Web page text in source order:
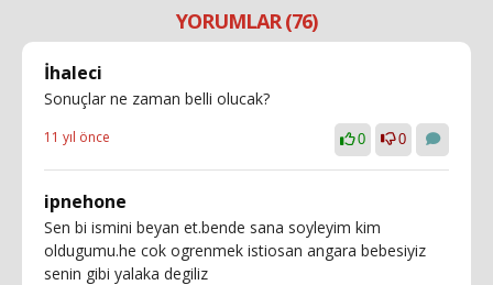
YORUMLAR (76)
İhaleci
Sonuçlar ne zaman belli olucak?
11 yıl önce 0 0
ipnehone
Sen bi ismini beyan et.bende sana soyleyim kim
oldugumu.he cok ogrenmek istiosan angara bebesiyiz
senin gibi yalaka degiliz